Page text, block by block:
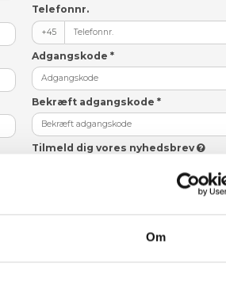
Om
Telefonnr.
+45
Adgangskode*
Bekræft adgangskode*
Tilmeld dig vores nyhedsbrev
Bliv opdateret med specielle tilbud og
Jeg vil gerne tilmeldes